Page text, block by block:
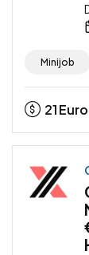
Minijob
21Euro